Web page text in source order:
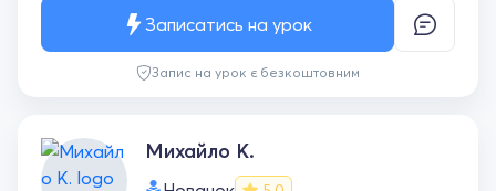
зрозуміло, завжди є індивідуальний підхід.
Рекомендую!
Запис на урок є безкоштовним
Записатись на урок
Михайло К.